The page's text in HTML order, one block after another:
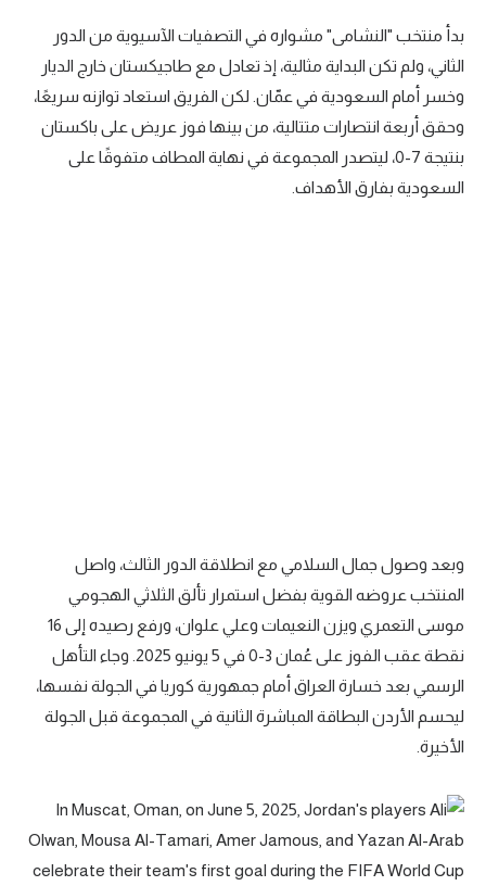
بدأ منتخب "النشامى" مشواره في التصفيات الآسيوية من الدور
الثاني، ولم تكن البداية مثالية، إذ تعادل مع طاجيكستان خارج الديار
وخسر أمام السعودية في عمّان. لكن الفريق استعاد توازنه سريعًا،
وحقق أربعة انتصارات متتالية، من بينها فوز عريض على باكستان
بنتيجة 7-0، ليتصدر المجموعة في نهاية المطاف متفوقًا على
السعودية بفارق الأهداف.
وبعد وصول جمال السلامي مع انطلاقة الدور الثالث، واصل
المنتخب عروضه القوية بفضل استمرار تألق الثلاثي الهجومي
موسى التعمري ويزن النعيمات وعلي علوان، ورفع رصيده إلى 16
نقطة عقب الفوز على عُمان 3-0 في 5 يونيو 2025. وجاء التأهل
الرسمي بعد خسارة العراق أمام جمهورية كوريا في الجولة نفسها،
ليحسم الأردن البطاقة المباشرة الثانية في المجموعة قبل الجولة
الأخيرة.